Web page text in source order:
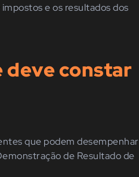
e os resultados dos
deve constar
que podem desempenhar
de Resultado de